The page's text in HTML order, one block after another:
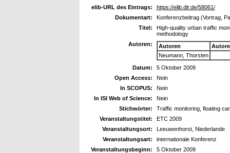
elib-URL des Eintrags:
https://elib.dlr.de/58061/
Dokumentart:
Konferenzbeitrag (Vortrag,
Titel:
High-quality urban traffic
methodology
Autoren:
Autoren
Neumann, Thorsten
Datum:
5 Oktober 2009
Open Access:
Nein
In SCOPUS:
Nein
In ISI Web of Science:
Nein
Stichwörter:
Traffic monitoring, floating
Veranstaltungstitel:
ETC 2009
Veranstaltungsort:
Leeuwenhorst, Niederlande
Veranstaltungsart:
internationale Konferenz
Veranstaltungsbeginn:
5 Oktober 2009